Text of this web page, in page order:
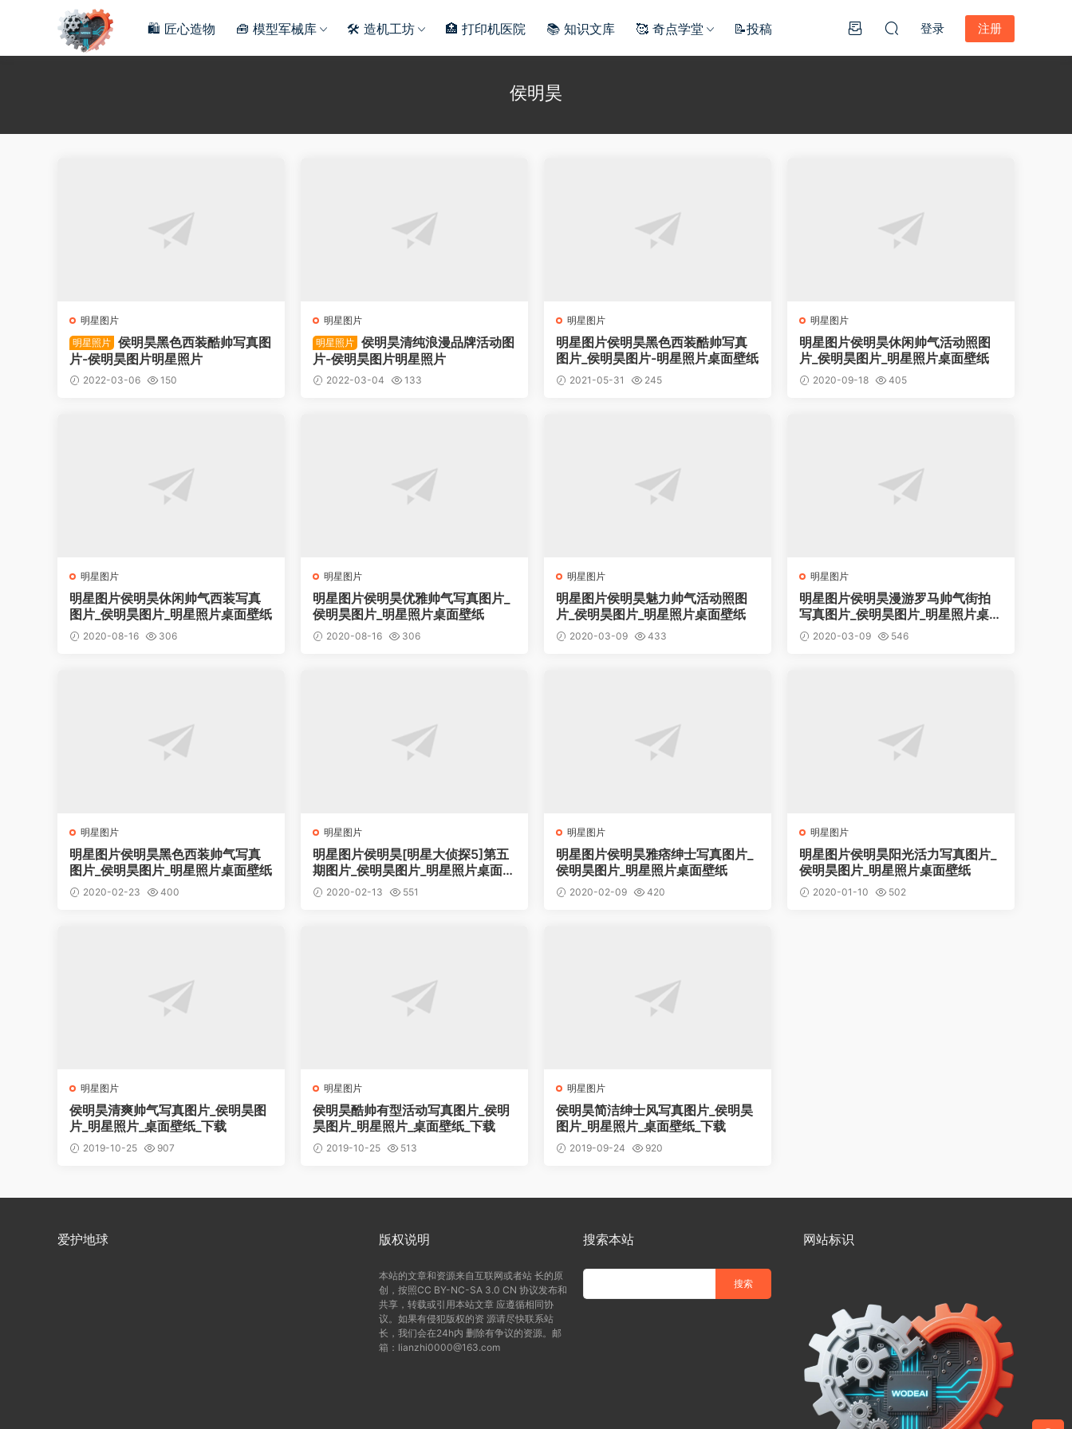
🛍️ 匠心造物 🧰 模型军械库 🛠️ 造机工坊 🏥 打印机医院 📚 知识文库 🥰 奇点学堂 📝投稿 登录 注册
侯明昊
明星图片
明星照片 侯明昊黑色西装酷帅写真图
片-侯明昊图片明星照片
2022-03-06 150
明星图片
明星照片 侯明昊清纯浪漫品牌活动图
片-侯明昊图片明星照片
2022-03-04 133
明星图片
明星图片侯明昊黑色西装酷帅写真
图片_侯明昊图片-明星照片桌面壁纸
2021-05-31 245
明星图片
明星图片侯明昊休闲帅气活动照图
片_侯明昊图片_明星照片桌面壁纸
2020-09-18 405
明星图片
明星图片侯明昊休闲帅气西装写真
图片_侯明昊图片_明星照片桌面壁纸
2020-08-16 306
明星图片
明星图片侯明昊优雅帅气写真图片_
侯明昊图片_明星照片桌面壁纸
2020-08-16 306
明星图片
明星图片侯明昊魅力帅气活动照图
片_侯明昊图片_明星照片桌面壁纸
2020-03-09 433
明星图片
明星图片侯明昊漫游罗马帅气街拍
写真图片_侯明昊图片_明星照片桌面
壁纸2020-03-09 546
明星图片
明星图片侯明昊黑色西装帅气写真
图片_侯明昊图片_明星照片桌面壁纸
2020-02-23 400
明星图片
明星图片侯明昊[明星大侦探5]第五
期图片_侯明昊图片_明星照片桌面壁
纸 2020-02-13 551
明星图片
明星图片侯明昊雅痞绅士写真图片_
侯明昊图片_明星照片桌面壁纸
2020-02-09 420
明星图片
明星图片侯明昊阳光活力写真图片_
侯明昊图片_明星照片桌面壁纸
2020-01-10 502
明星图片
侯明昊清爽帅气写真图片_侯明昊图
片_明星照片_桌面壁纸_下载
2019-10-25 907
明星图片
侯明昊酷帅有型活动写真图片_侯明
昊图片_明星照片_桌面壁纸_下载
2019-10-25 513
明星图片
侯明昊简洁绅士风写真图片_侯明昊
图片_明星照片_桌面壁纸_下载
2019-09-24 920
爱护地球 版权说明
本站的文章和资源来自互联网或者站 长的原
创，按照CC BY-NC-SA 3.0 CN 协议发布和
共享，转载或引用本站文章 应遵循相同协
议。如果有侵犯版权的资 源请尽快联系站
长，我们会在24h内 删除有争议的资源。邮
箱：lianzhi0000@163.com
搜索本站 网站标识